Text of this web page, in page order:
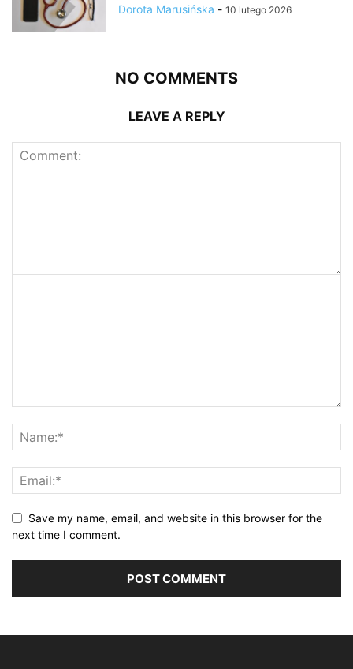
Dorota Marusińska - 10 lutego 2026
NO COMMENTS
LEAVE A REPLY
Save my name, email, and website in this browser for the
next time I comment.